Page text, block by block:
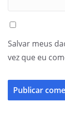
Salvar meus
vez que eu